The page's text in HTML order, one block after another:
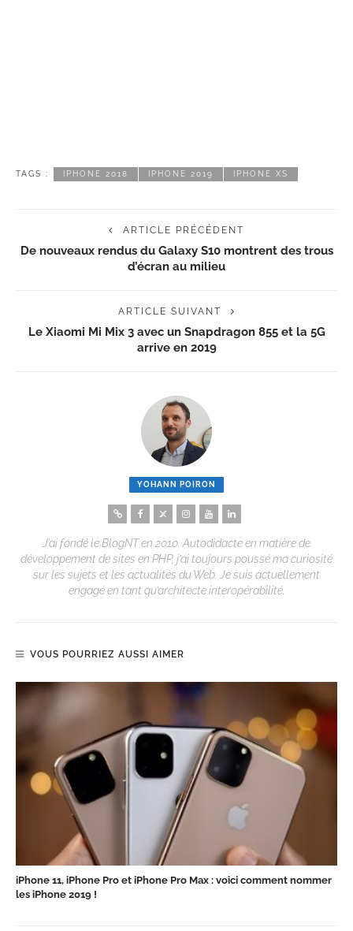
TAGS : IPHONE 2018 IPHONE 2019 IPHONE XS
ARTICLE PRÉCÉDENT
De nouveaux rendus du Galaxy S10 montrent des trous
d’écran au milieu
ARTICLE SUIVANT
Le Xiaomi Mi Mix 3 avec un Snapdragon 855 et la 5G
arrive en 2019
YOHANN POIRON
J’ai fondé le BlogNT en 2010. Autodidacte en matière de
développement de sites en PHP, j’ai toujours poussé ma curiosité
sur les sujets et les actualités du Web. Je suis actuellement
engagé en tant qu’architecte interopérabilité.
VOUS POURRIEZ AUSSI AIMER
iPhone 11, iPhone Pro et iPhone Pro Max : voici comment nommer
les iPhone 2019 !